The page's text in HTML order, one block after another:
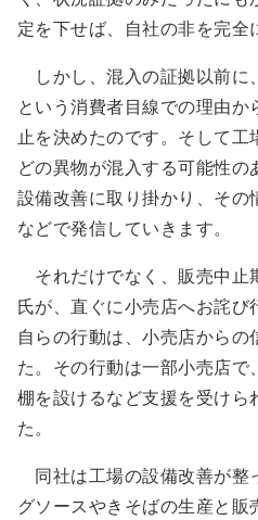
定を下せば、自社の非を完全
しかし、混入の証拠以前に
という消費者目線での理由か
止を決めたのです。そして
どの異物が混入する可能性
設備改善に取り掛かり、その
などで発信していきます。
それだけでなく、販売中止
氏が、直ぐに小売店へお詫
自らの行動は、小売店からの
た。その行動は一部小売店
棚を設けるなど支援を受けら
た。
同社は工場の設備改善が整
グソースやきそばの生産と販